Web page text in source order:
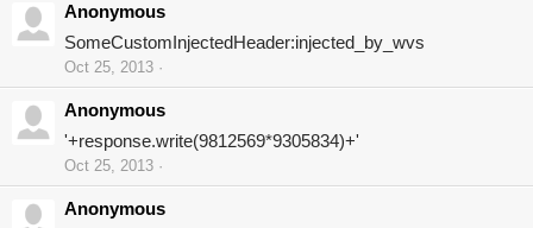
Anonymous
SomeCustomInjectedHeader:injected_by_wvs
Oct 25, 2013
Anonymous
'+response.write(9812569*9305834)+'
Oct 25, 2013
Anonymous